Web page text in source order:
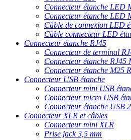
Connecteur étanche LED
Connecteur étanche LED
Câble de connexion LED
Câble connecteur LED
Connecteur étanche RJ45
Connecteur de terminal
Connecteur étanche RJ45
Connecteur étanche M25
Connecteur USB étanche
Connecteur mini USB
Connecteur micro USB
Connecteur étanche USB
Connecteur XLR et câbles
Connecteur mini XLR
Prise jack 3,5 mm